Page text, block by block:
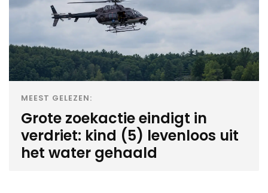
MEEST GELEZEN:
Grote zoekactie eindigt in
verdriet: kind (5) levenloos uit
het water gehaald